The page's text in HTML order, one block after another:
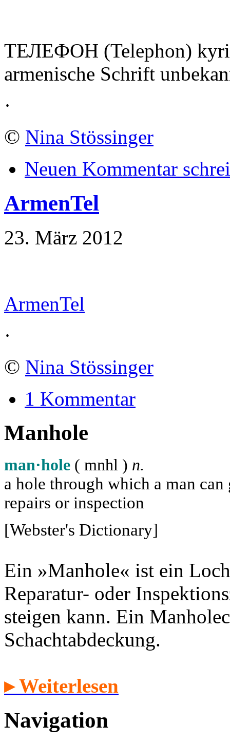
ТЕЛЕФОН (Telephon)
armenische Schrift
·
© Nina Stössinger
Neuen Kommentar
ArmenTel
23. März 2012
ArmenTel
·
© Nina Stössinger
1 Kommentar
Manhole
man·hole ( mnhl ) n.
a hole through which a man
repairs or inspection
[Webster's Dictionary]
Ein »Manhole« ist ein
Reparatur- oder
steigen kann. Ein
Schachtabdeckung.
▸ Weiterlesen
Navigation